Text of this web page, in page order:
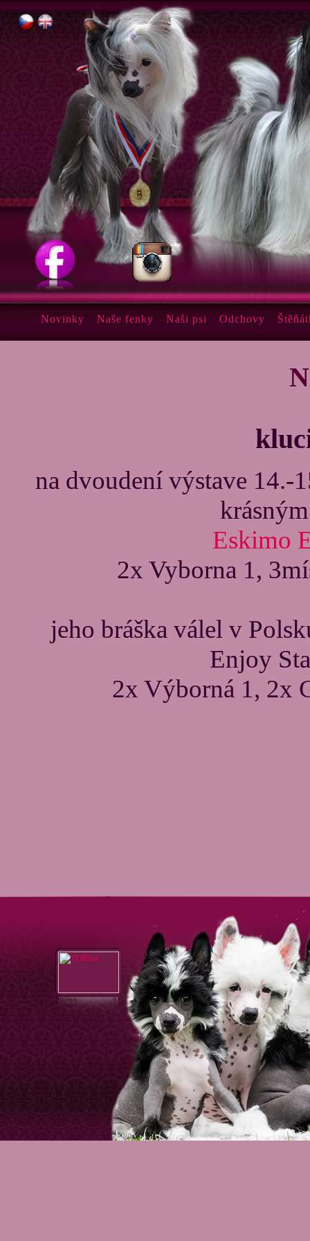
na dvoudení výstave 14.-
Eskimo
2x Vyborna 1,
jeho bráška válel v
Enjoy
2x Výborná 1, 2x
Novinky Naše fenky Naši psi Odchovy